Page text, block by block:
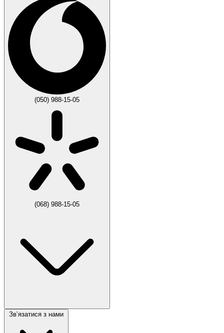
(050) 988-15-05
(068) 988-15-05
Звʼязатися з нами